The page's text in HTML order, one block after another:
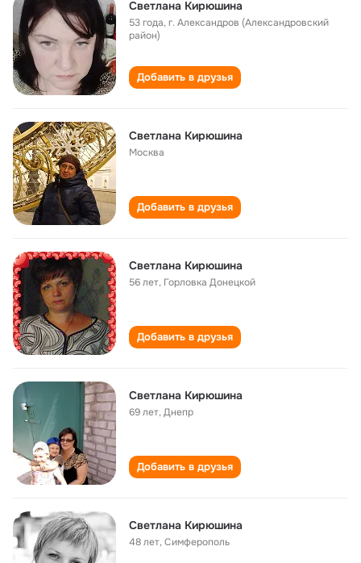
Светлана Кирюшина
53 года,г. Александров (Александровский
район)
Добавить в друзья
Светлана Кирюшина
Москва
Добавить в друзья
Светлана Кирюшина
56 лет, Горловка Донецкой
Добавить в друзья
Светлана Кирюшина
69 лет,Днепр
Добавить в друзья
Светлана Кирюшина
48 лет,Симферополь